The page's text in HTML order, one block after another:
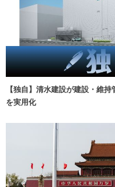
【独自】清水建設が建設・維
を実用化